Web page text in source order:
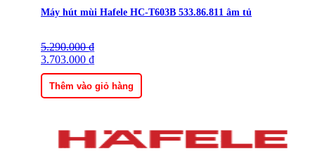
Máy hút mùi Hafele HC-T603B 533.86.811 âm tủ
5.290.000₫
Giá
gốc
là:
5.290.000 ₫.
3.703.000 ₫
Giá
hiện
tại
là:
3.703.000 ₫.
Thêm vào giỏ hàng